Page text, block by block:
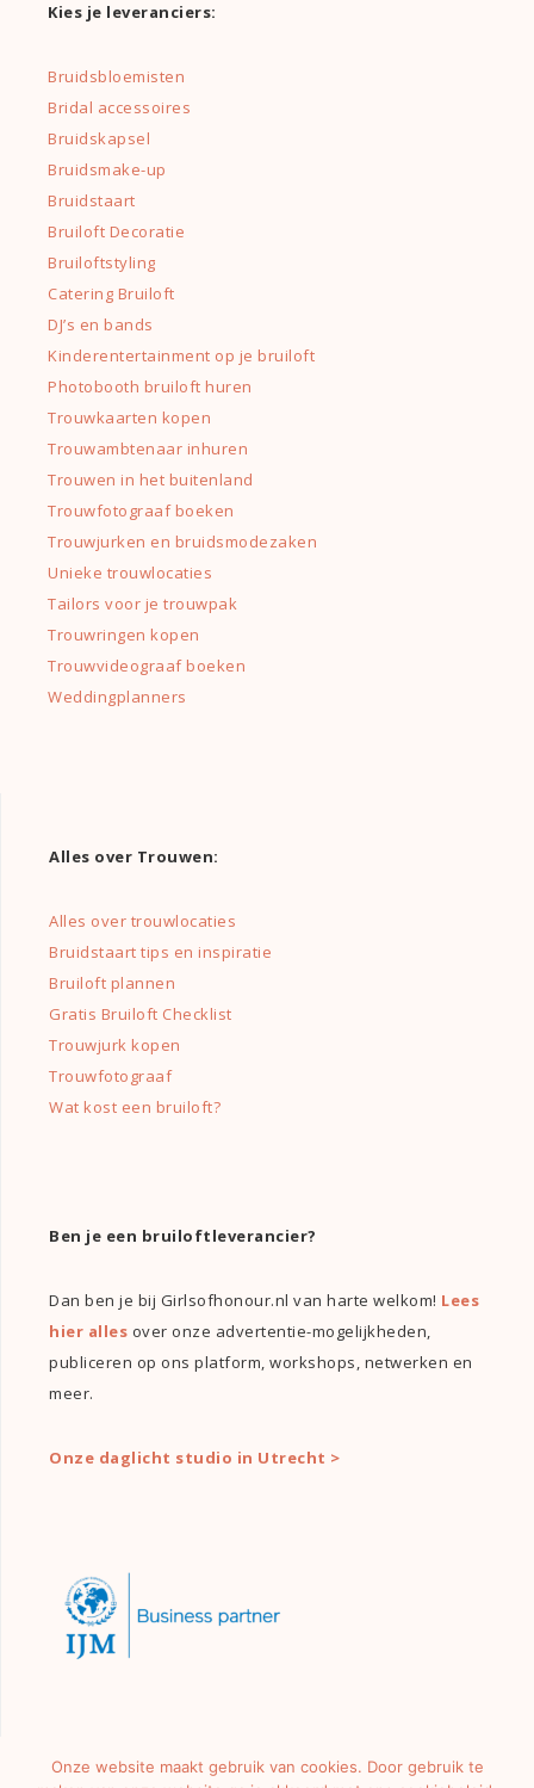
Kies je leveranciers:
Bruidsbloemisten
Bridal accessoires
Bruidskapsel
Bruidsmake-up
Bruidstaart
Bruiloft Decoratie
Bruiloftstyling
Catering Bruiloft
DJ’s en bands
Kinderentertainment op je bruiloft
Photobooth bruiloft huren
Trouwkaarten kopen
Trouwambtenaar inhuren
Trouwen in het buitenland
Trouwfotograaf boeken
Trouwjurken en bruidsmodezaken
Unieke trouwlocaties
Tailors voor je trouwpak
Trouwringen kopen
Trouwvideograaf boeken
Weddingplanners
Alles over Trouwen:
Alles over trouwlocaties
Bruidstaart tips en inspiratie
Bruiloft plannen
Gratis Bruiloft Checklist
Trouwjurk kopen
Trouwfotograaf
Wat kost een bruiloft?
Ben je een bruiloftleverancier?
Dan ben je bij Girlsofhonour.nl van harte welkom! Lees
hier alles over onze advertentie-mogelijkheden,
publiceren op ons platform, workshops, netwerken en
meer.
Onze daglicht studio in Utrecht >
Onze website maakt gebruik van cookies. Door gebruik te